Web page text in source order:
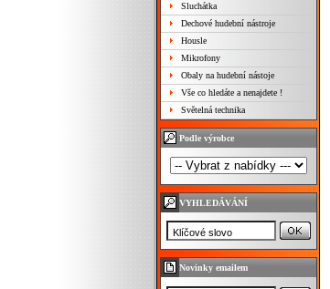
Sluchátka
Dechové hudební nástroje
Housle
Mikrofony
Obaly na hudební nástoje
Vše co hledáte a nenajdete !
Světelná technika
Podle výrobce
VYHLEDÁVÁNÍ
Novinky emailem